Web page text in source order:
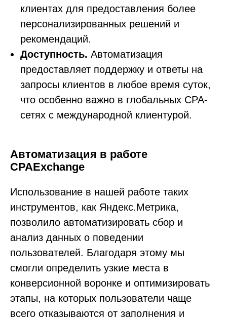
клиентах для предоставления более
персонализированных решений и
рекомендаций.
Доступность. Автоматизация
предоставляет поддержку и ответы на
запросы клиентов в любое время суток,
что особенно важно в глобальных CРА-
сетях с международной клиентурой.
Автоматизация в работе
CPAExchange
Использование в нашей работе таких
инструментов, как Яндекс.Метрика,
позволило автоматизировать сбор и
анализ данных о поведении
пользователей. Благодаря этому мы
смогли определить узкие места в
конверсионной воронке и оптимизировать
этапы, на которых пользователи чаще
всего отказываются от заполнения и
в контексте диджитал
Больше полезного контента — в нашем
Telegram-канале. Подписывайтесь!
Читайте также